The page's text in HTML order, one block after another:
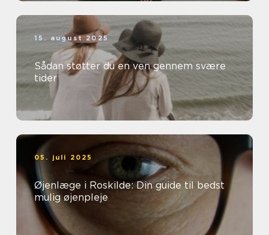
15. august 2025
Sådan støtter du en ven gennem svære
tider
05. juli 2025
Øjenlæge i Roskilde: Din guide til bedst
mulig øjenpleje